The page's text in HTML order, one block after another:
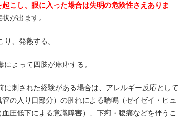
こし、眼に入った場合は失明の危険性さえありま
が出ます。
、発熱する。
よって四肢が麻痺する。
に刺された経験がある場合は、アレルギー反応として
の入り口部分）の腫れによる喘鳴（ゼイゼイ・ヒュ
圧低下による意識障害）、下痢・腹痛などを伴うこ